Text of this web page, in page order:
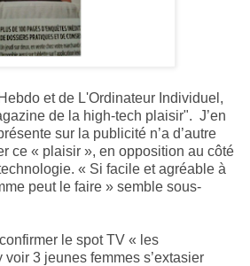
et de L'Ordinateur Individuel,
de la high-tech plaisir". J’en
sur la publicité n’a d’autre
ce « plaisir », en opposition au côté
« Si facile et agréable à
peut le faire » semble sous-
le spot TV « les
3 jeunes femmes s’extasier